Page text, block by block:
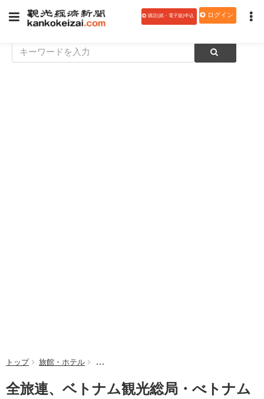
購読(紙・電子版)申込 ログイン
トップ 旅館・ホテル 全旅連、ベトナム観光総局・べトナム９大学と
全旅連、ベトナム観光総局・べトナム